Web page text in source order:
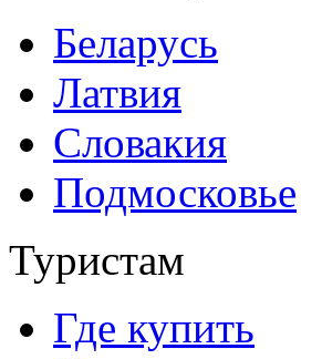
Беларусь
Латвия
Словакия
Подмосковье
Туристам
Где купить